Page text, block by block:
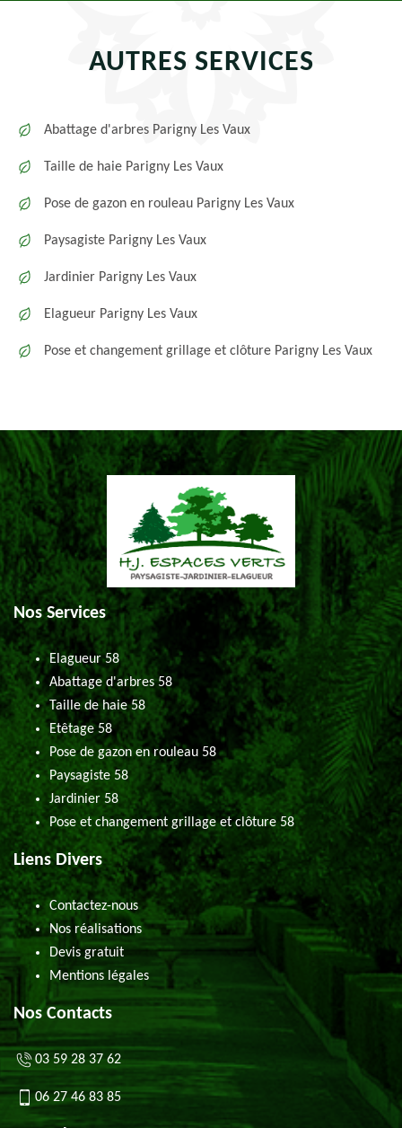
AUTRES SERVICES
Abattage d'arbres Parigny Les Vaux
Taille de haie Parigny Les Vaux
Pose de gazon en rouleau Parigny Les Vaux
Paysagiste Parigny Les Vaux
Jardinier Parigny Les Vaux
Elagueur Parigny Les Vaux
Pose et changement grillage et clôture Parigny Les Vaux
Nos Services
Elagueur 58
Abattage d'arbres 58
Taille de haie 58
Etêtage 58
Pose de gazon en rouleau 58
Paysagiste 58
Jardinier 58
Pose et changement grillage et clôture 58
Liens Divers
Contactez-nous
Nos réalisations
Devis gratuit
Mentions légales
Nos Contacts
03 59 28 37 62
06 27 46 83 85